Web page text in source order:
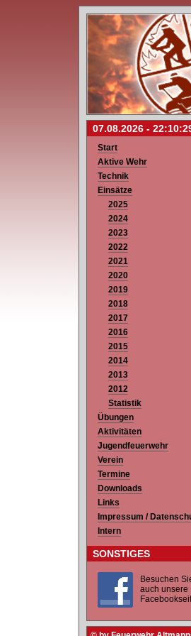
07.08.2026 -
Start
Aktive Wehr
Technik
Einsätze
2025
2024
2023
2022
2021
2020
2019
2018
2017
2016
2015
2014
2013
2012
Statistik
Übungen
Aktivitäten
Jugendfeuerwehr
Verein
Termine
Downloads
Links
Impressum /
Intern
SONSTIGES
Besuchen
auch unsere